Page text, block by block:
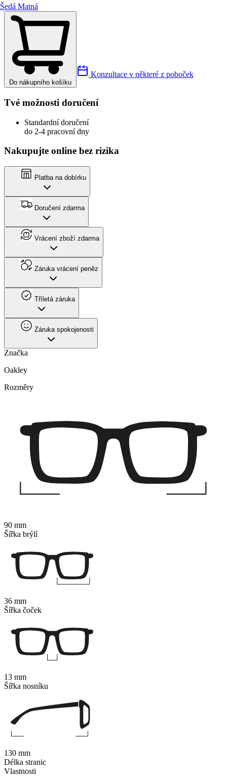
Šedá Matná
Do nákupního košíku
Konzultace v některé z poboček
Tvé možnosti doručení
Standardní doručení
do 2-4 pracovní dny
Nakupujte online bez rizika
Platba na dobírku
Doručení zdarma
Vrácení zboží zdarma
Záruka vrácení peněz
Tříletá záruka
Záruka spokojenosti
Značka
Oakley
Vlastnosti
Rozměry
90 mm
Šířka brýlí
36 mm
Šířka čoček
13 mm
Šířka nosníku
130 mm
Délka stranic